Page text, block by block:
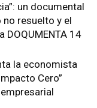
un documental
resuelto y el
DOQUMENTA 14
la economista
Cero”